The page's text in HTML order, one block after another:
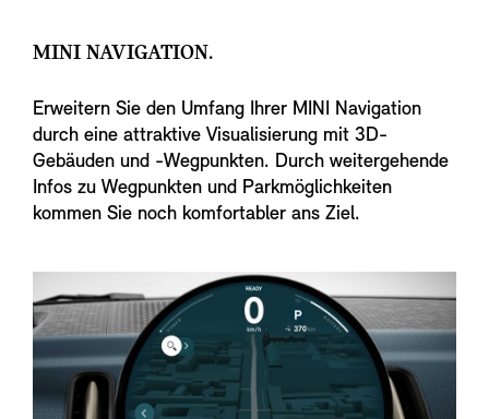
MINI NAVIGATION.
Erweitern Sie den Umfang Ihrer MINI Navigation
durch eine attraktive Visualisierung mit 3D-
Gebäuden und -Wegpunkten. Durch weitergehende
Infos zu Wegpunkten und Parkmöglichkeiten
kommen Sie noch komfortabler ans Ziel.